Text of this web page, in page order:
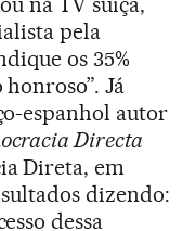
pela
os 35%
Já
espanhol autor
Directa
Direta, em
dizendo:
dessa